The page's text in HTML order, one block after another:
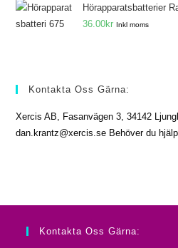
Hörapparatsbatterier
36.00kr Inkl moms
Kontakta Oss Gärna:
Xercis AB, Fasanvägen 3, 34142
dan.krantz@xercis.se Behöver du
Kontakta Oss Gärna: